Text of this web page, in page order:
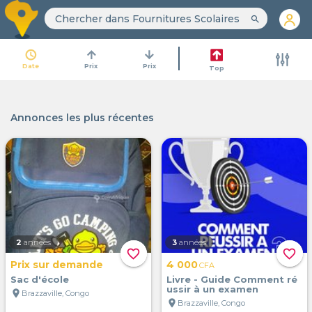
search
access_time
Date
arrow_upward
Prix
arrow_downward
Prix Top
Annonces les plus récentes
favorite_border
2 années
Prix sur demande
Sac d'école
location_on Brazzaville, Congo
favorite_border
3 années
4 000CFA
Livre - Guide Comment ré
ussir à un examen
location_on Brazzaville, Congo